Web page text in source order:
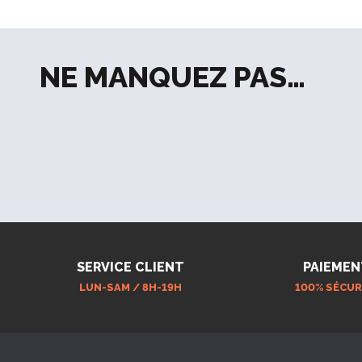
NE MANQUEZ PAS…
SERVICE CLIENT
LUN-SAM / 8H-19H 100%